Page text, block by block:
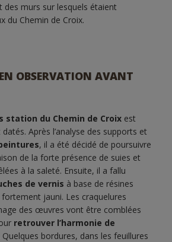
des murs sur lesquels étaient
du Chemin de Croix.
OBSERVATION AVANT
station du Chemin de Croix est
Après l’analyse des supports et
, il a été décidé de poursuivre
de la forte présence de suies et
à la saleté. Ensuite, il a fallu
de vernis à base de résines
jauni. Les craquelures
des œuvres vont être comblées
retrouver l’harmonie de
Quelques bordures, dans les feuillures